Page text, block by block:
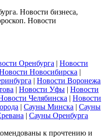
Новости бизнеса,
Новости
Оренбурга | Новости
Новосибирска |
| Новости Воронежа
| Новости Уфы | Новости
Челябинска | Новости
| Сауны Минска | Сауны
| Сауны Оренбурга
к прочтению и